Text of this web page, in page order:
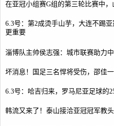
在亚冠小组赛G组的第三轮比赛中
6.3号：第2成烫手山芋，大连不踢
更重要
淄博队主帅侯志强：城市联赛助力
坏消息！国足三名悍将受伤，邵佳
6.3号：哈吉归来，罗马尼亚足球的
韩流又来了！泰山接洽亚冠冠军教